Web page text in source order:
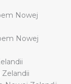
Nowej
Nowej